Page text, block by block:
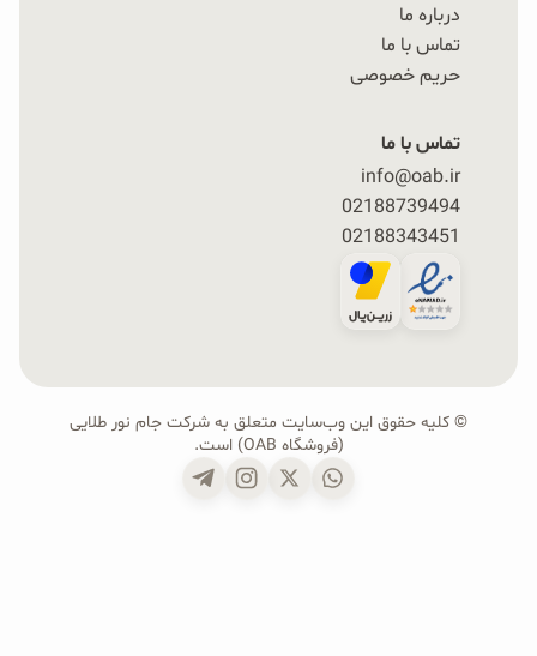
درباره ما
تماس با ما
حریم خصوصی
تماس با ما
info@oab.ir
02188739494
02188343451
© کلیه حقوق این وب‌سایت متعلق به شرکت جام نور طلایی
(فروشگاه OAB) است.